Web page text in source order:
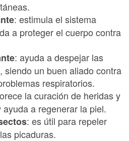
: estimula el sistema
a proteger el cuerpo contra
: ayuda a despejar las
siendo un buen aliado contra
respiratorios.
la curación de heridas y
a regenerar la piel.
: es útil para repeler
picaduras.